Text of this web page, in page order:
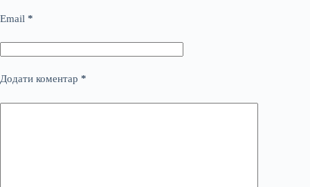
Email *
Додати коментар *